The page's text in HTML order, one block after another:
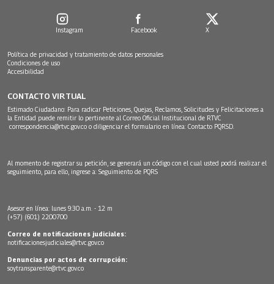
Instagram Facebook X
Política de privacidad y tratamiento de datos personales
Condiciones de uso
Accesibilidad
CONTACTO VIRTUAL
Estimado Ciudadano: Para radicar Peticiones, Quejas, Reclamos, Solicitudes y Felicitaciones a
la Entidad puede remitir lo pertinente al Correo Oficial Institucional de RTVC
correspondencia@rtvc.gov.co o diligenciar el formulario en línea: Contacto PQRSD.
Al momento de registrar su petición, se generará un código con el cual usted podrá realizar el
seguimiento, para ello, ingrese a: Seguimiento de PQRS
Asesor en línea: lunes 9:30 a.m. - 12 m
(+57) (601) 2200700
Correo de notificaciones judiciales:
notificacionesjudiciales@rtvc.gov.co
Denuncias por actos de corrupción:
soytransparente@rtvc.gov.co